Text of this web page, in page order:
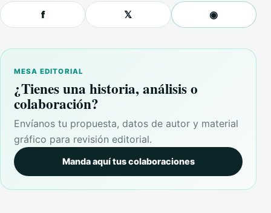
f 𝕏 ◉
MESA EDITORIAL
¿Tienes una historia, análisis o
colaboración?
Envíanos tu propuesta, datos de autor y material
gráfico para revisión editorial.
Manda aquí tus colaboraciones